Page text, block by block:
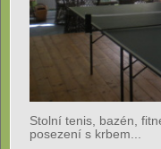
Stolní tenis, bazén,
posezení s krbem...